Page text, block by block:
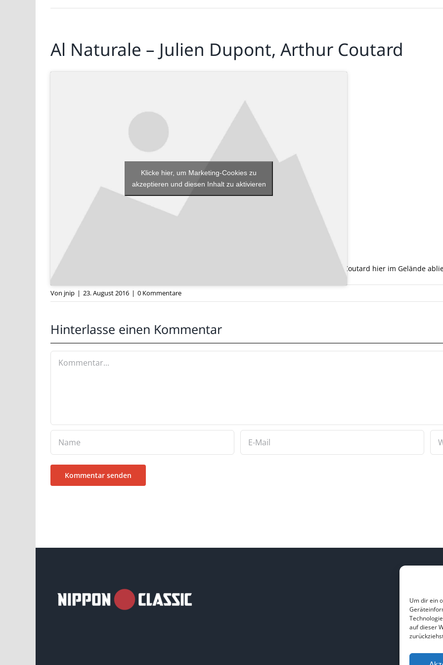
Um dir ein
auf dieser
Al Naturale – Julien Dupont, Arthur Coutard
Klicke hier, um Marketing-Cookies zu
akzeptieren und diesen Inhalt zu aktivieren
Das Video für alle Freunde des Trial-Sports. Echt abgefahren, was Julien Dupont, Arthur Coutard hier im Gelände
Von jnip | 23. August 2016 | 0 Kommentare
Hinterlasse einen Kommentar